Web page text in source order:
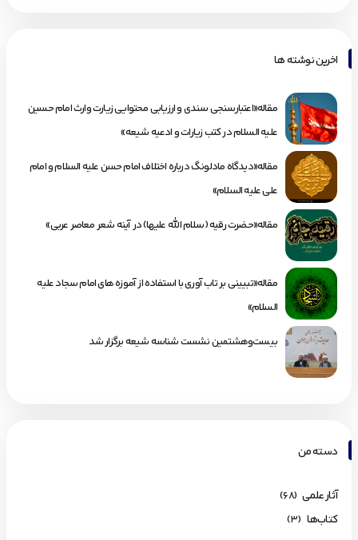
اخرین نوشته ها
مقاله«اعتبارسنجی سندی و ارزیابی محتوایی زیارت وارث امام حسین
علیه السلام در کتب زیارات و ادعیه شیعه»
مقاله«دیدگاه مادلونگ درباره اختلاف امام حسن علیه السلام و امام
علی علیه السلام»
مقاله«حضرت رقیه (سلام الله علیها) در آینه شعر معاصر عربی»
مقاله«تبیینی بر تاب آوری با استفاده از آموزه های امام سجاد علیه
السلام»
بیست‌وهشتمین نشست شناسه شیعه برگزار شد
دسته من
آثار علمی (68)
کتاب‌ها (3)